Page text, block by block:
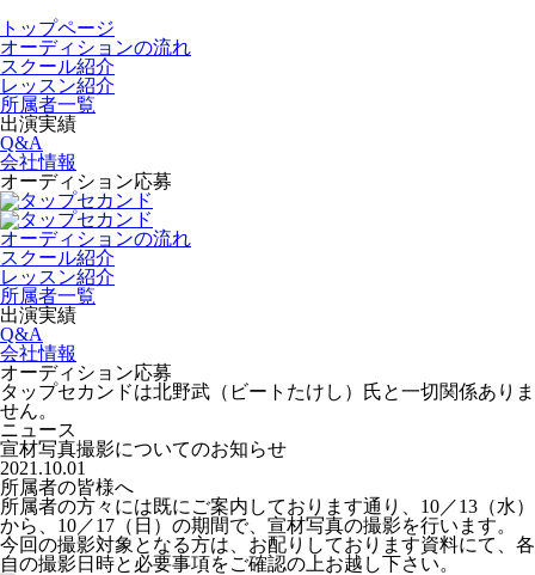
トップページ
オーディションの流れ
スクール紹介
レッスン紹介
所属者一覧
出演実績
Q&A
会社情報
オーディション応募
オーディションの流れ
スクール紹介
レッスン紹介
所属者一覧
出演実績
Q&A
会社情報
オーディション応募
タップセカンドは北野武（ビートたけし）氏と一切関係ありま
せん。
ニュース
宣材写真撮影についてのお知らせ
2021.10.01
所属者の皆様へ
所属者の方々には既にご案内しております通り、10／13（水）
から、10／17（日）の期間で、宣材写真の撮影を行います。
今回の撮影対象となる方は、お配りしております資料にて、各
自の撮影日時と必要事項をご確認の上お越し下さい。